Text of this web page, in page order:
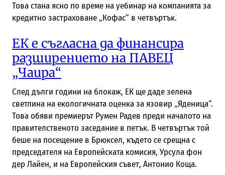
Това стана ясно по време на уебинар на компанията за
кредитно застраховане „Кофас“ в четвъртък.
ЕК е съгласна да финансира
разширението на ПАВЕЦ
„Чаира“
След дълги години на блокаж, ЕК ще даде зелена
светлина на екологичната оценка за язовир „Яденица“.
Това обяви премиерът Румен Радев преди началото на
правителственото заседание в петък. В четвъртък той
беше на посещение в Брюксел, където се срещна с
председателя на Европейската комисия, Урсула фон
дер Лайен, и на Европейския съвет, Антонио Коща.